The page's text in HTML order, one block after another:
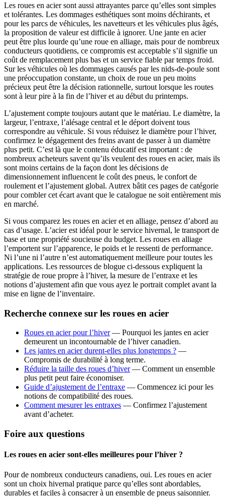
Les roues en acier sont aussi attrayantes parce qu’elles sont simples
et tolérantes. Les dommages esthétiques sont moins déchirants, et
pour les parcs de véhicules, les navetteurs et les véhicules plus âgés,
la proposition de valeur est difficile à ignorer. Une jante en acier
peut être plus lourde qu’une roue en alliage, mais pour de nombreux
conducteurs quotidiens, ce compromis est acceptable s’il signifie un
coût de remplacement plus bas et un service fiable par temps froid.
Sur les véhicules où les dommages causés par les nids-de-poule sont
une préoccupation constante, un choix de roue un peu moins
précieux peut être la décision rationnelle, surtout lorsque les routes
sont à leur pire à la fin de l’hiver et au début du printemps.
L’ajustement compte toujours autant que le matériau. Le diamètre, la
largeur, l’entraxe, l’alésage central et le déport doivent tous
correspondre au véhicule. Si vous réduisez le diamètre pour l’hiver,
confirmez le dégagement des freins avant de passer à un diamètre
plus petit. C’est là que le contenu éducatif est important : de
nombreux acheteurs savent qu’ils veulent des roues en acier, mais ils
sont moins certains de la façon dont les décisions de
dimensionnement influencent le coût des pneus, le confort de
roulement et l’ajustement global. Autrex bâtit ces pages de catégorie
pour combler cet écart avant que le catalogue ne soit entièrement mis
en marché.
Si vous comparez les roues en acier et en alliage, pensez d’abord au
cas d’usage. L’acier est idéal pour le service hivernal, le transport de
base et une propriété soucieuse du budget. Les roues en alliage
l’emportent sur l’apparence, le poids et le ressenti de performance.
Ni l’une ni l’autre n’est automatiquement meilleure pour toutes les
applications. Les ressources de blogue ci-dessous expliquent la
stratégie de roue propre à l’hiver, la mesure de l’entraxe et les
notions d’ajustement afin que vous ayez le portrait complet avant la
mise en ligne de l’inventaire.
Recherche connexe sur les roues en acier
Roues en acier pour l’hiver— Pourquoi les jantes en acier
demeurent un incontournable de l’hiver canadien.
Les jantes en acier durent-elles plus longtemps ? —
Compromis de durabilité à long terme.
Réduire la taille des roues d’hiver— Comment un ensemble
plus petit peut faire économiser.
Guide d’ajustement de l’entraxe — Commencez ici pour les
notions de compatibilité des roues.
Comment mesurer les entraxes — Confirmez l’ajustement
avant d’acheter.
Foire aux questions
Les roues en acier sont-elles meilleures pour l’hiver ?
Pour de nombreux conducteurs canadiens, oui. Les roues en acier
sont un choix hivernal pratique parce qu’elles sont abordables,
durables et faciles à consacrer à un ensemble de pneus saisonnier.